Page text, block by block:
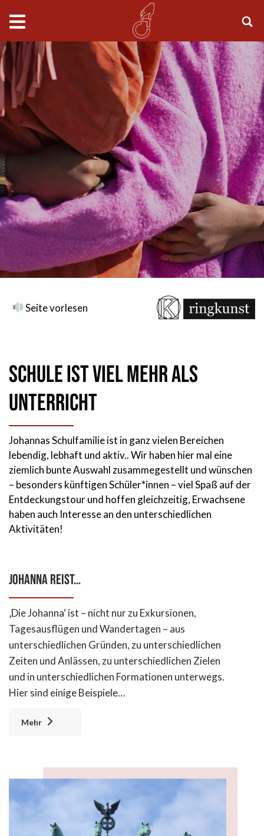
Seite vorlesen
Schule ist viel mehr als
Unterricht
Johannas Schulfamilie ist in ganz vielen Bereichen
lebendig, lebhaft und aktiv.. Wir haben hier mal eine
ziemlich bunte Auswahl zusammegestellt und wünschen
– besonders künftigen Schüler*innen – viel Spaß auf der
Entdeckungstour und hoffen gleichzeitig, Erwachsene
haben auch Interesse an den unterschiedlichen
Aktivitäten!
Johanna reist…
‚Die Johanna‘ ist – nicht nur zu Exkursionen,
Tagesausflügen und Wandertagen – aus
unterschiedlichen Gründen, zu unterschiedlichen
Zeiten und Anlässen, zu unterschiedlichen Zielen
und in unterschiedlichen Formationen unterwegs.
Hier sind einige Beispiele…
Mehr